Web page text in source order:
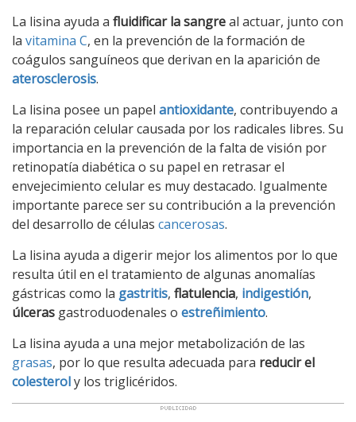
La lisina ayuda a fluidificar la sangreal actuar, junto con
la vitamina C, en la prevención de la formación de
coágulos sanguíneos que derivan en la aparición de
aterosclerosis.
La lisina posee un papel antioxidante, contribuyendo a
la reparación celular causada por los radicales libres. Su
importancia en la prevención de la falta de visión por
retinopatía diabética o su papel en retrasar el
envejecimiento celular es muy destacado. Igualmente
importante parece ser su contribución a la prevención
del desarrollo de células cancerosas.
La lisina ayuda a digerir mejor los alimentos por lo que
resulta útil en el tratamiento de algunas anomalías
gástricas como la gastritis, flatulencia, indigestión,
úlceras gastroduodenales o estreñimiento.
La lisina ayuda a una mejor metabolización de las
grasas, por lo que resulta adecuada para reducir el
colesteroly los triglicéridos.